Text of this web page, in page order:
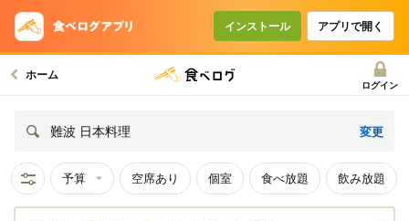
インストール アプリで開く
ホーム
ログイン
難波 日本料理 変更
予算 空席あり 個室 食べ放題 飲み放題